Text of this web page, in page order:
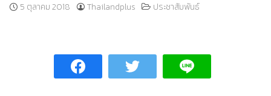
5 ตุลาคม 2018 Thailandplus ประชาสัมพันธ์